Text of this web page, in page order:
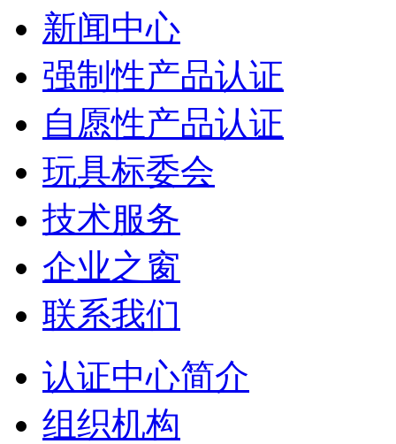
新闻中心
强制性产品认证
自愿性产品认证
玩具标委会
技术服务
企业之窗
联系我们
认证中心简介
组织机构